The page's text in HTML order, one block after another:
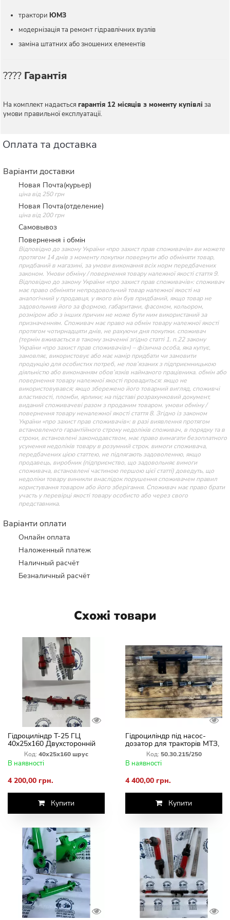
трактори ЮМЗ
модернізація та ремонт гідравлічних вузлів
заміна штатних або зношених елементів
????️ Гарантія
На комплект надається гарантія 12 місяців з моменту купівлі за
умови правильної експлуатації.
Оплата та доставка
Варіанти доставки
Новая Почта(курьер)
ціна від 250 грн
Новая Почта(отделение)
ціна від 200 грн
Самовывоз
Повернення і обмін
Відповідно до закону України «про захист прав споживачів» ви можете
протягом 14 днів з моменту покупки повернути або обміняти товар,
придбаний в магазині, за умови виконання всіх норм передбачених
законом. Умови обміну / повернення товару належної якості стаття 9.
Відповідно до закону України «про захист прав споживачів»: споживач
має право обміняти непродовольчий товар належної якості на
аналогічний у продавця, у якого він був придбаний, якщо товар не
задовольнив його за формою, габаритами, фасоном, кольором,
розміром або з інших причин не може бути ним використаний за
призначенням. Споживач має право на обмін товару належної якості
протягом чотирнадцяти днів, не рахуючи дня покупки. споживач
(термін вживається в такому значенні згідно статті 1. п.22 закону
України «про захист прав споживачів») – фізична особа, яка купує,
замовляє, використовує або має намір придбати чи замовити
продукцію для особистих потреб, не пов’язаних з підприємницькою
діяльністю або виконанням обов’язків найманого працівника. обмін або
повернення товару належної якості провадиться: якщо не
використовувався; якщо збережено його товарний вигляд, споживчі
властивості, пломби, ярлики; на підставі розрахунковий документ,
виданий споживачеві разом з проданим товаром. умови обміну /
повернення товару неналежної якості стаття 8. Згідно із законом
України «про захист прав споживачів»: в разі виявлення протягом
встановленого гарантійного строку недоліків споживач, в порядку та в
строки, встановлені законодавством, має право вимагати безоплатного
усунення недоліків товару в розумний строк. вимоги споживача,
передбачених цією статтею, не підлягають задоволенню, якщо
продавець, виробник (підприємство, що задовольняє вимоги
споживача, встановлені частиною першою цієї статті) доведуть, що
недоліки товару виникли внаслідок порушення споживачем правил
користування товаром або його зберігання. Споживач має право брати
участь у перевірці якості товару особисто або через свого
представника.
Варіанти оплати
Онлайн оплата
Наложенный платеж
Наличный расчёт
Безналичный расчёт
Схожі товари
Гідроциліндр Т-25 ГЦ
40х25х160 Двухсторонній
під насос Дозатор
Код: 40х25х160 шрус
В наявності
4 200,00 грн.
Купити
Гідроциліндр під насос-
дозатор для тракторів МТЗ,
ЮМЗ, Т-40
Код: 50.30.215/250
В наявності
4 400,00 грн.
Купити